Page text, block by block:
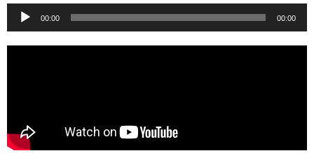
Reproductor
de
audio
00:00 00:00